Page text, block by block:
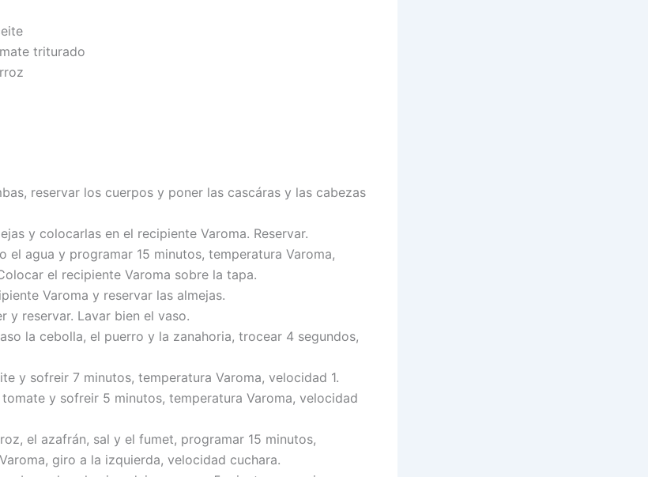
triturado
reservar los cuerpos y poner las cascáras y las cabezas
y colocarlas en el recipiente Varoma. Reservar.
el agua y programar 15 minutos, temperatura Varoma,
el recipiente Varoma sobre la tapa.
Varoma y reservar las almejas.
y reservar. Lavar bien el vaso.
la cebolla, el puerro y la zanahoria, trocear 4 segundos,
y sofreir 7 minutos, temperatura Varoma, velocidad 1.
y sofreir 5 minutos, temperatura Varoma, velocidad
el azafrán, sal y el fumet, programar 15 minutos,
giro a la izquierda, velocidad cuchara.